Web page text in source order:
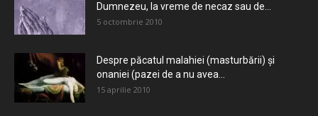
Dumnezeu, la vreme de necaz sau de...
5 octombrie 2010
Despre păcatul malahiei (masturbării) şi
onaniei (pazei de a nu avea...
15 aprilie 2010